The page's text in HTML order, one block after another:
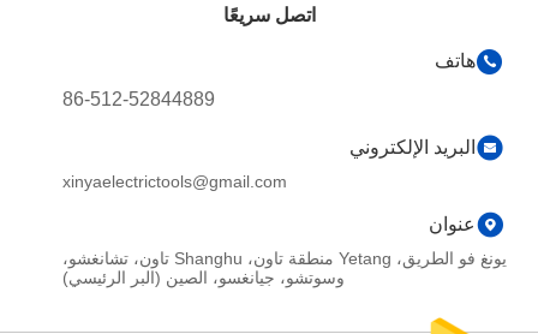
86-512-52844889
xinyaelectrictools@gmail.com
يونغ فو الطريق، Yetang منطقة تاون، Shanghu تاون، تشانغشو،
وسوتشو، جيانغسو، الصين (البر الرئيسي)